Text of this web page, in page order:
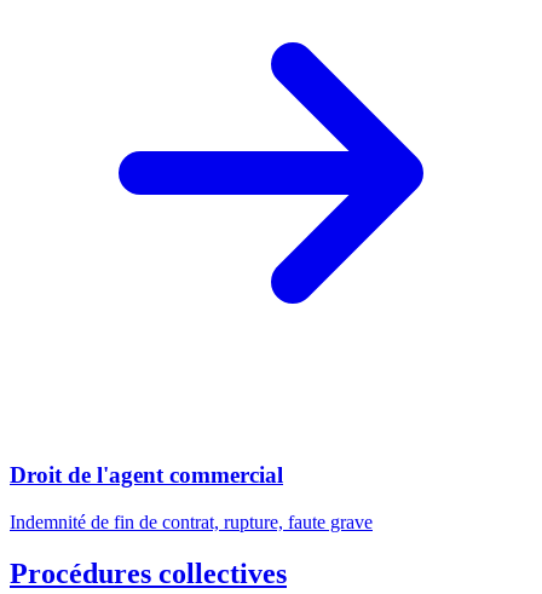
Droit de l'agent commercial
Indemnité de fin de contrat, rupture, faute grave
Procédures collectives